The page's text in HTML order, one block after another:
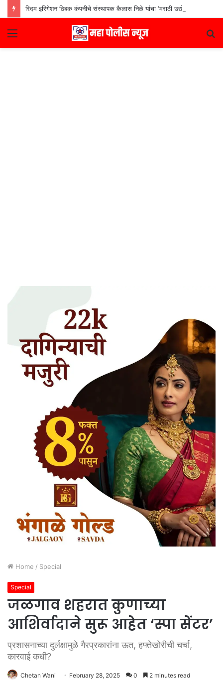
Menu
Home / Special
Special
जळगाव शहरात कुणाच्या
आशिर्वादाने सुरू आहेत ‘स्पा सेंटर’
प्रशासनाच्या दुर्लक्षामुळे गैरप्रकारांना ऊत, हफ्तेखोरीची चर्चा,
कारवाई कधी?
Chetan Wani February 28, 2025 0 2 minutes read